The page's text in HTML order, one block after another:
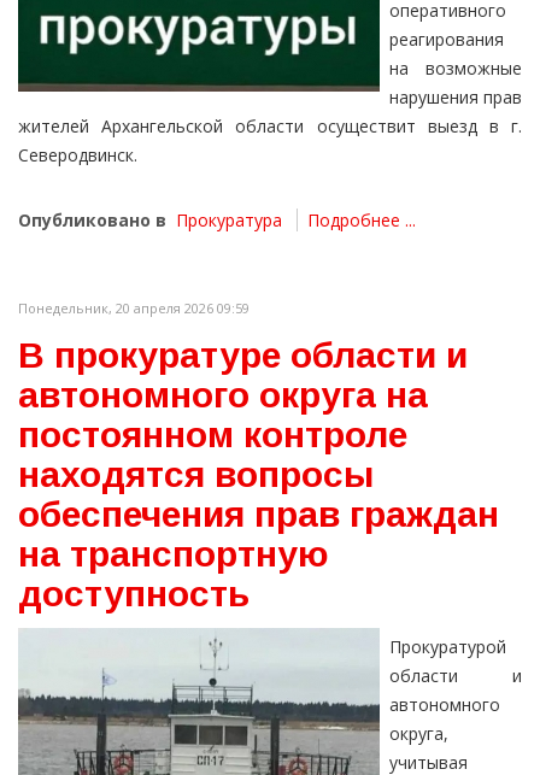
оперативного
реагирования
на возможные
нарушения прав
жителей Архангельской области осуществит выезд в г.
Северодвинск.
Опубликовано в Прокуратура Подробнее ...
Понедельник, 20 апреля 2026 09:59
В прокуратуре области и
автономного округа на
постоянном контроле
находятся вопросы
обеспечения прав граждан
на транспортную
доступность
Прокуратурой
области и
автономного
округа,
учитывая